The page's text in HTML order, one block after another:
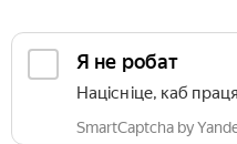
Я не робат
Націсніце, каб
SmartCaptcha by